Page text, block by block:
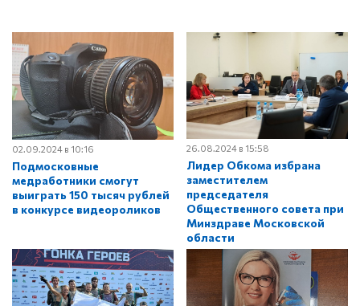
02.09.2024 в 10:16
Подмосковные
медработники смогут
выиграть 150 тысяч рублей
в конкурсе видеороликов
26.08.2024 в 15:58
Лидер Обкома избрана
заместителем
председателя
Общественного совета при
Минздраве Московской
области